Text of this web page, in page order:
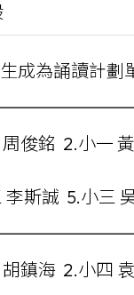
成為誦讀計劃
周俊銘 2.小一
李斯誠 5.小三
胡鎮海 2.小四